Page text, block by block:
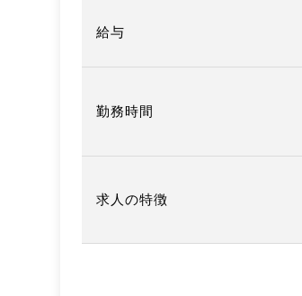
給与
勤務時間
求人の特徴